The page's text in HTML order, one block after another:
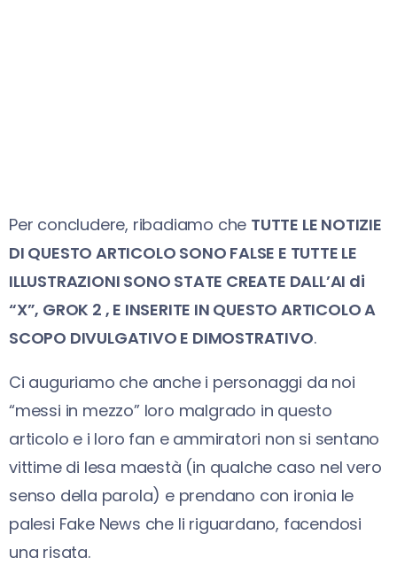
Per concludere, ribadiamo che TUTTE LE NOTIZIE
DI QUESTO ARTICOLO SONO FALSE E TUTTE LE
ILLUSTRAZIONI SONO STATE CREATE DALL’AI di
“X”, GROK 2 , E INSERITE IN QUESTO ARTICOLO A
SCOPO DIVULGATIVO E DIMOSTRATIVO.
Ci auguriamo che anche i personaggi da noi
“messi in mezzo” loro malgrado in questo
articolo e i loro fan e ammiratori non si sentano
vittime di lesa maestà (in qualche caso nel vero
senso della parola) e prendano con ironia le
palesi Fake News che li riguardano, facendosi
una risata.